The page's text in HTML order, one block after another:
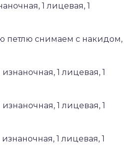
1 лицевая, 1
петлю снимаем с накидом,
1 лицевая, 1
1 лицевая, 1
1 лицевая, 1